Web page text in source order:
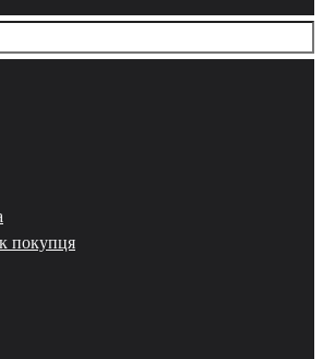
покупця